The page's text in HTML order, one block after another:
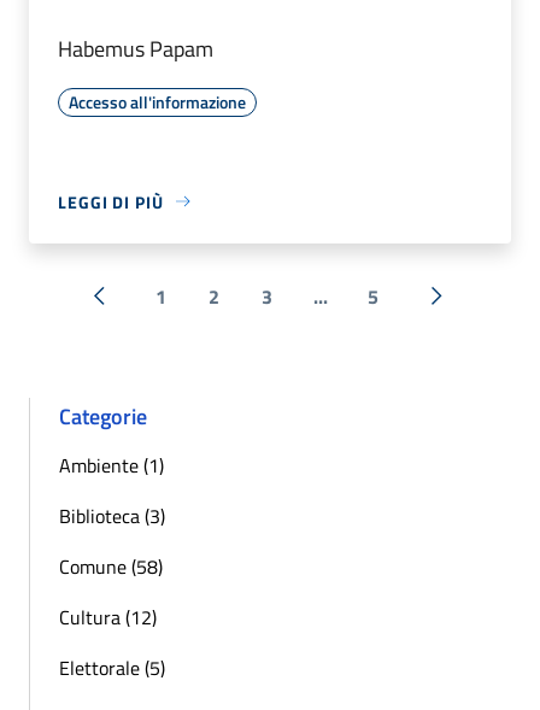
Habemus Papam
Accesso all'informazione
LEGGI DI PIÙ
« Precedente
1 2 3 ... 5 Successiva
Categorie
Ambiente (1)
Biblioteca (3)
Comune (58)
Cultura (12)
Elettorale (5)